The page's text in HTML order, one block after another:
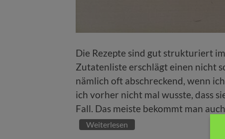
Die Rezepte sind gut strukturiert
Zutatenliste erschlägt einen nicht
nämlich oft abschreckend, wenn
ich vorher nicht mal wusste, dass
Fall. Das meiste bekommt man
Weiterlesen